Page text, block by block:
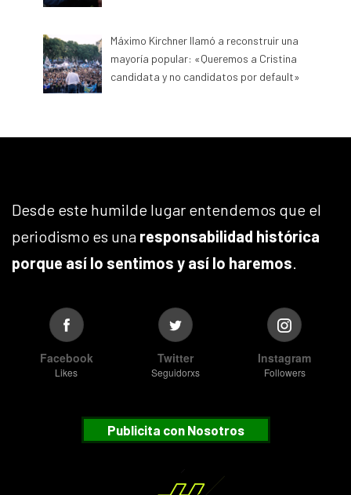
Máximo Kirchner llamó a reconstruir una
mayoría popular: «Queremos a Cristina
candidata y no candidatos por default»
Desde este humilde lugar entendemos que el
periodismo es una responsabilidad histórica
porque así lo sentimos y así lo haremos.
Facebook
Likes
Twitter
Seguidorxs
Instagram
Followers
Publicita con Nosotros